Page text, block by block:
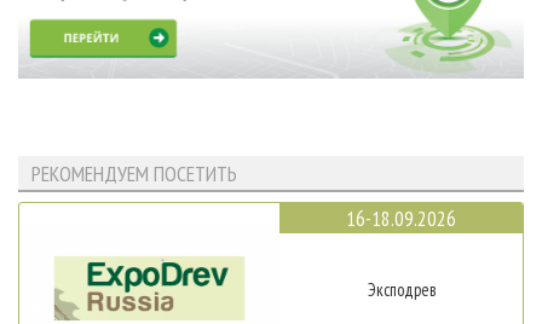
РЕКОМЕНДУЕМ ПОСЕТИТЬ
16-18.09.2026
Эксподрев